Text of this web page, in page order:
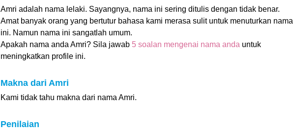
Amri adalah nama lelaki. Sayangnya, nama ini sering ditulis dengan tidak benar.
Amat banyak orang yang bertutur bahasa kami merasa sulit untuk menuturkan nama
ini. Namun nama ini sangatlah umum.
Apakah nama anda Amri? Sila jawab 5 soalan mengenai nama anda untuk
meningkatkan profile ini.
Makna dari Amri
Kami tidak tahu makna dari nama Amri.
Penilaian